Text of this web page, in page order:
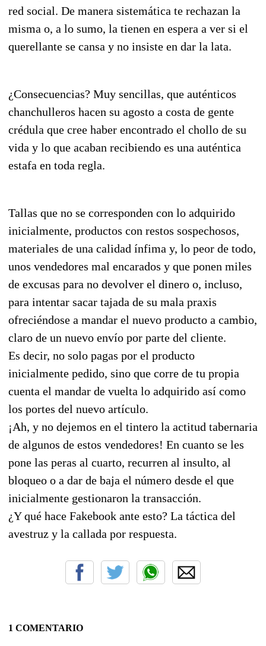
red social. De manera sistemática te rechazan la
misma o, a lo sumo, la tienen en espera a ver si el
querellante se cansa y no insiste en dar la lata.
¿Consecuencias? Muy sencillas, que auténticos
chanchulleros hacen su agosto a costa de gente
crédula que cree haber encontrado el chollo de su
vida y lo que acaban recibiendo es una auténtica
estafa en toda regla.
Tallas que no se corresponden con lo adquirido
inicialmente, productos con restos sospechosos,
materiales de una calidad ínfima y, lo peor de todo,
unos vendedores mal encarados y que ponen miles
de excusas para no devolver el dinero o, incluso,
para intentar sacar tajada de su mala praxis
ofreciéndose a mandar el nuevo producto a cambio,
claro de un nuevo envío por parte del cliente.
Es decir, no solo pagas por el producto
inicialmente pedido, sino que corre de tu propia
cuenta el mandar de vuelta lo adquirido así como
los portes del nuevo artículo.
¡Ah, y no dejemos en el tintero la actitud tabernaria
de algunos de estos vendedores! En cuanto se les
pone las peras al cuarto, recurren al insulto, al
bloqueo o a dar de baja el número desde el que
inicialmente gestionaron la transacción.
¿Y qué hace Fakebook ante esto? La táctica del
avestruz y la callada por respuesta.
1 COMENTARIO